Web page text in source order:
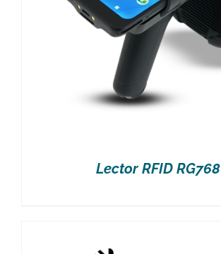
Lector RFID RG768